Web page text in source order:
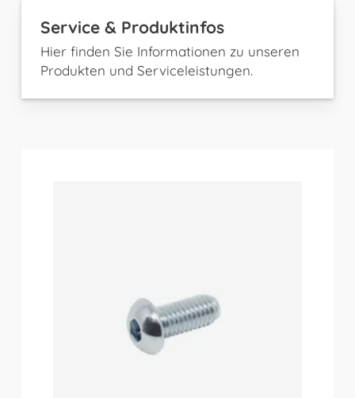
Service & Produktinfos
Hier finden Sie Informationen zu unseren
Produkten und Serviceleistungen.